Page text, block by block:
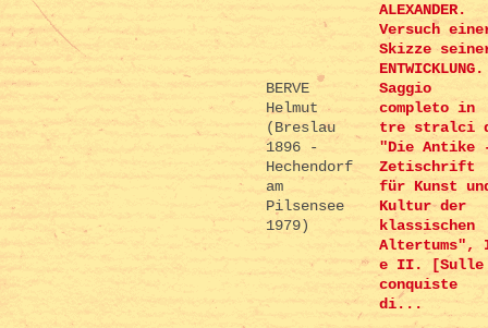
BERVE
Helmut
(Breslau
1896 -
Hechendorf
am
Pilsensee
1979)
ALEXANDER.
Versuch
Skizze
ENTWICKLUNG.
Saggio
completo in
tre stralci
"Die Antike
Zetischrift
für Kunst
Kultur der
klassischen
Altertums",
e II. [Sulle
conquiste
di...